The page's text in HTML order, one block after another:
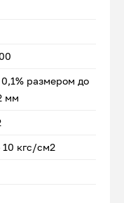
0,1% размером до
мм
10 кгс/см2